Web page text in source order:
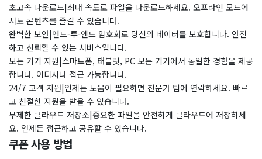
초고속 다운로드|최대 속도로 파일을 다운로드하세요. 오프라인 모드에
서도 콘텐츠를 즐길 수 있습니다.
완벽한 보안|엔드-투-엔드 암호화로 당신의 데이터를 보호합니다. 안전
하고 신뢰할 수 있는 서비스입니다.
모든 기기 지원|스마트폰, 태블릿, PC 모든 기기에서 동일한 경험을 제공
합니다. 어디서나 접근 가능합니다.
24/7 고객 지원|언제든 도움이 필요하면 전문가 팀에 연락하세요. 빠르
고 친절한 지원을 받을 수 있습니다.
무제한 클라우드 저장소|중요한 파일을 안전하게 클라우드에 저장하세
요. 언제든 접근하고 공유할 수 있습니다.
쿠폰 사용 방법